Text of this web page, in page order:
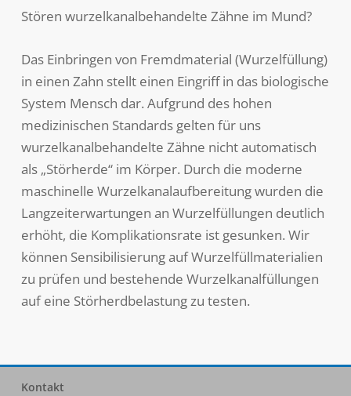
Stören wurzelkanalbehandelte Zähne im Mund?
Das Einbringen von Fremdmaterial (Wurzelfüllung)
in einen Zahn stellt einen Eingriff in das biologische
System Mensch dar. Aufgrund des hohen
medizinischen Standards gelten für uns
wurzelkanalbehandelte Zähne nicht automatisch
als „Störherde“ im Körper. Durch die moderne
maschinelle Wurzelkanalaufbereitung wurden die
Langzeiterwartungen an Wurzelfüllungen deutlich
erhöht, die Komplikationsrate ist gesunken. Wir
können Sensibilisierung auf Wurzelfüllmaterialien
zu prüfen und bestehende Wurzelkanalfüllungen
auf eine Störherdbelastung zu testen.
Kontakt